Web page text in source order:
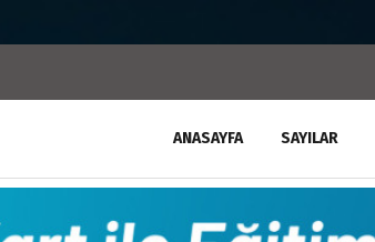
ANASAYFA SAYILAR